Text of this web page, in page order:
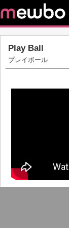
Play Ball
プレイボール